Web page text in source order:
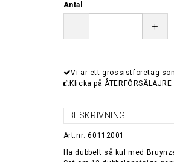
Antal
- +
Vi är ett grossistföretag
Klicka på
BESKRIVNING
Art.nr: 60112001
Ha dubbelt så kul med